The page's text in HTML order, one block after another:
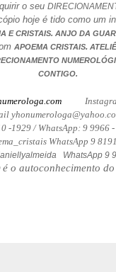
o seu
hoje é tido como um
E CRISTAIS. ANJO DA
APOEMA CRISTAIS.
CONTIGO.
Instagram:
-1929 / WhatsApp: 9 9966 -
WhatsApp 9
WhatsApp 9
é o autoconhecimento